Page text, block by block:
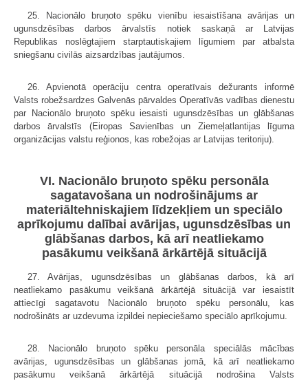
25. Nacionālo bruņoto spēku vienību iesaistīšana avārijas un
ugunsdzēsības darbos ārvalstīs notiek saskaņā ar Latvijas
Republikas noslēgtajiem starptautiskajiem līgumiem par atbalsta
sniegšanu civilās aizsardzības jautājumos.
26. Apvienotā operāciju centra operatīvais dežurants informē
Valsts robežsardzes Galvenās pārvaldes Operatīvās vadības dienestu
par Nacionālo bruņoto spēku iesaisti ugunsdzēsības un glābšanas
darbos ārvalstīs (Eiropas Savienības un Ziemeļatlantijas līguma
organizācijas valstu reģionos, kas robežojas ar Latvijas teritoriju).
VI. Nacionālo bruņoto spēku personāla
sagatavošana un nodrošinājums ar
materiāltehniskajiem līdzekļiem un speciālo
aprīkojumu dalībai avārijas, ugunsdzēsības un
glābšanas darbos, kā arī neatliekamo
pasākumu veikšanā ārkārtējā situācijā
27. Avārijas, ugunsdzēsības un glābšanas darbos, kā arī
neatliekamo pasākumu veikšanā ārkārtējā situācijā var iesaistīt
attiecīgi sagatavotu Nacionālo bruņoto spēku personālu, kas
nodrošināts ar uzdevuma izpildei nepieciešamo speciālo aprīkojumu.
28. Nacionālo bruņoto spēku personāla speciālās mācības
avārijas, ugunsdzēsības un glābšanas jomā, kā arī neatliekamo
pasākumu veikšanā ārkārtējā situācijā nodrošina Valsts